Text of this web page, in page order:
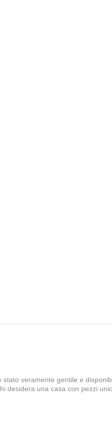
veramente gentile e
desidera una casa con pezzi